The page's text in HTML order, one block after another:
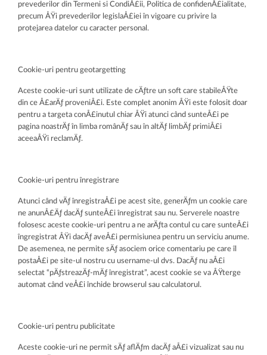
prevederilor din Termeni si CondiÅ£ii, Politica de confidenÅ£ialitate,
precum ÅŸi prevederilor legislaÅ£iei în vigoare cu privire la
protejarea datelor cu caracter personal.
Cookie-uri pentru geotargetting
Aceste cookie-uri sunt utilizate de cÄƒtre un soft care stabileÅŸte
din ce Å£arÄƒ proveniÅ£i. Este complet anonim ÅŸi este folosit doar
pentru a targeta conÅ£inutul chiar ÅŸi atunci când sunteÅ£i pe
pagina noastrÄƒ în limba românÄƒ sau în altÄƒ limbÄƒ primiÅ£i
aceeaÅŸi reclamÄƒ.
Cookie-uri pentru înregistrare
Atunci când vÄƒ înregistraÅ£i pe acest site, generÄƒm un cookie care
ne anunÅ£Äƒ dacÄƒ sunteÅ£i înregistrat sau nu. Serverele noastre
folosesc aceste cookie-uri pentru a ne arÄƒta contul cu care sunteÅ£i
îngregistrat ÅŸi dacÄƒ aveÅ£i permisiunea pentru un serviciu anume.
De asemenea, ne permite sÄƒ asociem orice comentariu pe care îl
postaÅ£i pe site-ul nostru cu username-ul dvs. DacÄƒ nu aÅ£i
selectat “pÄƒstreazÄƒ-mÄƒ înregistrat”, acest cookie se va ÅŸterge
automat când veÅ£i închide browserul sau calculatorul.
Cookie-uri pentru publicitate
Aceste cookie-uri ne permit sÄƒ aflÄƒm dacÄƒ aÅ£i vizualizat sau nu